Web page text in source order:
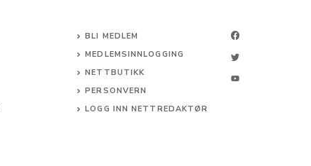
BLI MEDLEM
MEDLEMSINNLOGGING
NETTBUTIKK
PERSONVERN
LOGG INN NETTREDAKTØR